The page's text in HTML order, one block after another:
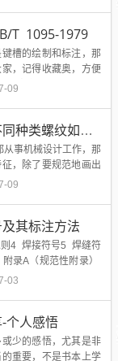
和锻造同属塑性加工
T 1095-1979
槽的绘制和标注，那
，记得收藏奥，方便
寸规格表(GB/T 1095
09
如何正确标注螺纹？不同种类螺纹如何标注？
事机械设计工作，那
，除了要规范地画出
证加工出的零件是你
读...
09
其标注方法
4 焊接符号5 焊缝符
录A（规范性附录）
料性附录） 标注示例
03
个人感悟
少的感悟，尤其是非
重要，不是书本上学